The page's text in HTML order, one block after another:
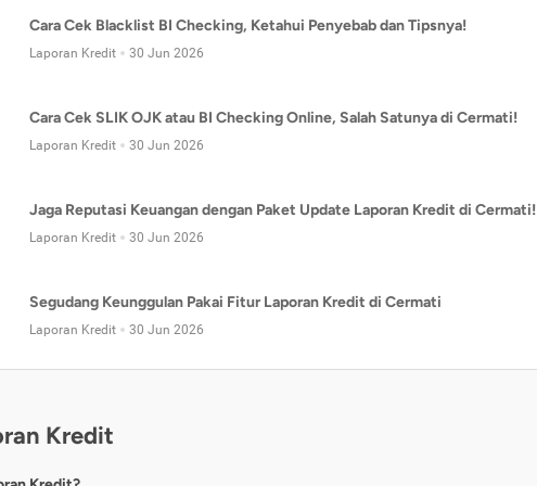
Cara Cek Blacklist BI Checking, Ketahui Penyebab dan Tipsnya!
Laporan Kredit 30 Jun 2026
Cara Cek SLIK OJK atau BI Checking Online, Salah Satunya di Cermati!
Laporan Kredit 30 Jun 2026
Jaga Reputasi Keuangan dengan Paket Update Laporan Kredit di Cermati!
Laporan Kredit 30 Jun 2026
Segudang Keunggulan Pakai Fitur Laporan Kredit di Cermati
Laporan Kredit 30 Jun 2026
Kredit